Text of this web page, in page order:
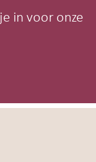
in voor onze